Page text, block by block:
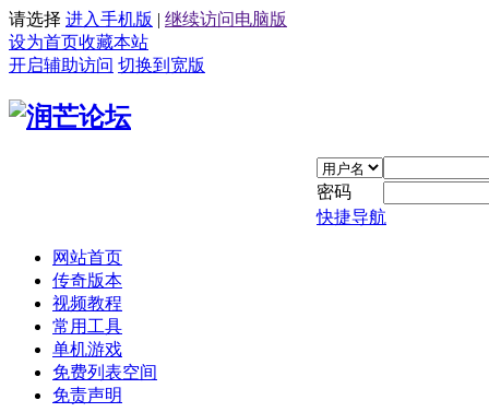
请选择 进入手机版 | 继续访问电脑版
设为首页收藏本站
开启辅助访问 切换到宽版
密码
快捷导航
网站首页
传奇版本
视频教程
常用工具
单机游戏
免费列表空间
免责声明